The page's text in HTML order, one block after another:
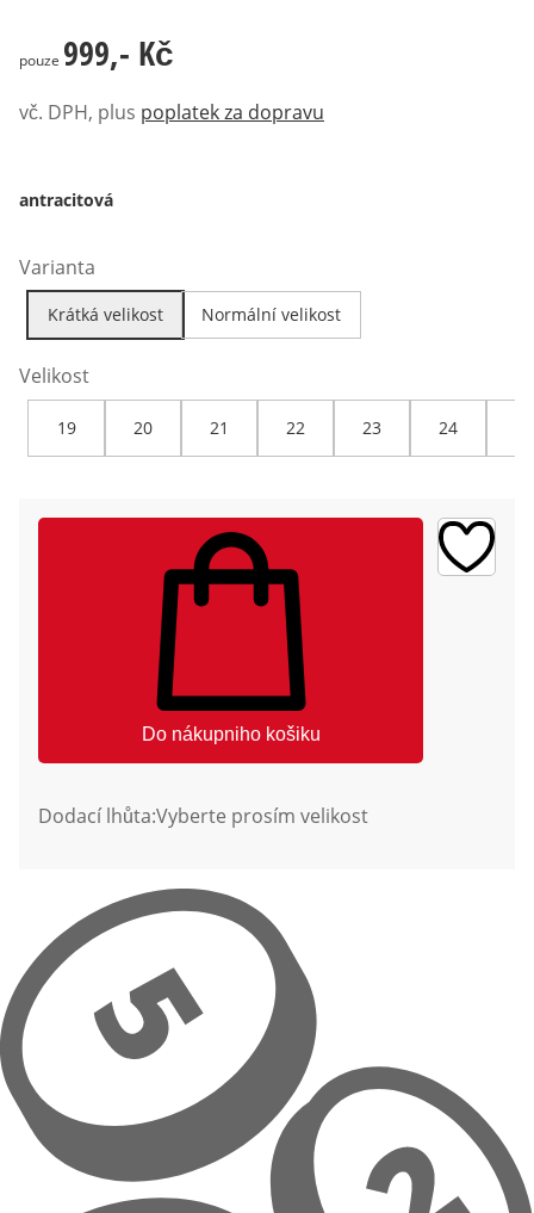
999,- Kč
pouze 999,- Kč
vč. DPH, plus poplatek za dopravu
antracitová
Varianta
Krátká velikost Normální velikost
Velikost
19 20 21 22 23 24
Do nákupniho košiku
Dodací lhůta:Vyberte prosím velikost